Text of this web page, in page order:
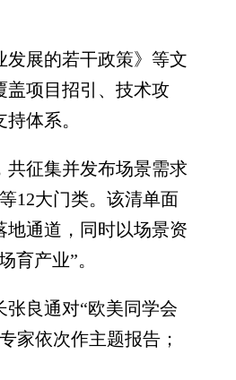
展的若干政策》等文
盖项目招引、技术攻
体系。
征集并发布场景需求
12大门类。该清单面
地通道，同时以场景资
育产业”。
良通对“欧美同学会
家依次作主题报告；